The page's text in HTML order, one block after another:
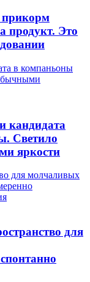
прикорм
продукт. Это
в компаньоны
кандидата
Светило
яркости
для молчаливых
для